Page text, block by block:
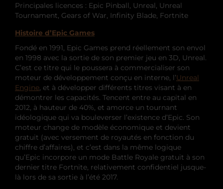
Principales licences : Epic Pinball, Unreal, Unreal
Tournament, Gears of War, Infinity Blade, Fortnite
Histoire d’Epic Games
Fondé en 1991, Epic Games prend réellement son envol
en 1998 avec la sortie de son premier jeu en 3D, Unreal.
C’est ce titre qui le poussera à commercialiser son
moteur de développement conçu en interne, l’Unreal
Engine, et à développer différents titres visant à en
démontrer les capacités. Tencent entre au capital en
2012, à hauteur de 40%, et amorce un tournant
idéologique qui va bouleverser l’existence d’Epic. Son
moteur change de modèle économique et devient
gratuit (avec versement de royautés en fonction du
chiffre d’affaires), et c’est dans la même logique
qu’Epic incorpore un mode Battle Royale gratuit à son
dernier titre Fortnite, relativement confidentiel jusque-
là lors de sa sortie à l’été 2017.